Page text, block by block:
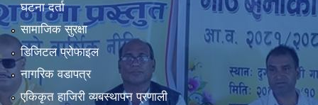
घटना दर्ता
सामाजिक सुरक्षा
डिजिटल प्रोफाइल
नागरिक वडापत्र
एकिकृत हाजिरी व्यबस्थापन प्रणाली